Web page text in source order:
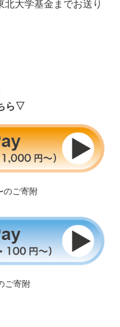
大学基金までお送り
ら▽
のご寄附
ご寄附